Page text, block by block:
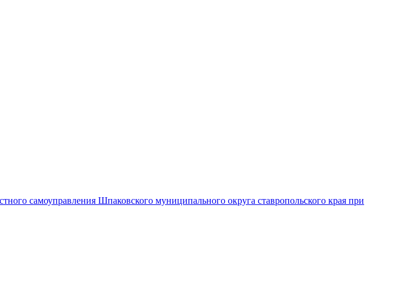
самоуправления Шпаковского муниципального округа ставропольского края при